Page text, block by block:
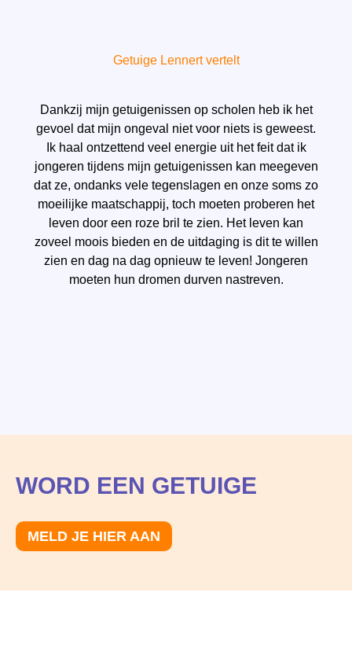
Getuige Lennert vertelt
Dankzij mijn getuigenissen op scholen heb ik het
gevoel dat mijn ongeval niet voor niets is geweest.
Ik haal ontzettend veel energie uit het feit dat ik
jongeren tijdens mijn getuigenissen kan meegeven
dat ze, ondanks vele tegenslagen en onze soms zo
moeilijke maatschappij, toch moeten proberen het
leven door een roze bril te zien. Het leven kan
zoveel moois bieden en de uitdaging is dit te willen
zien en dag na dag opnieuw te leven! Jongeren
moeten hun dromen durven nastreven.
WORD EEN GETUIGE
MELD JE HIER AAN